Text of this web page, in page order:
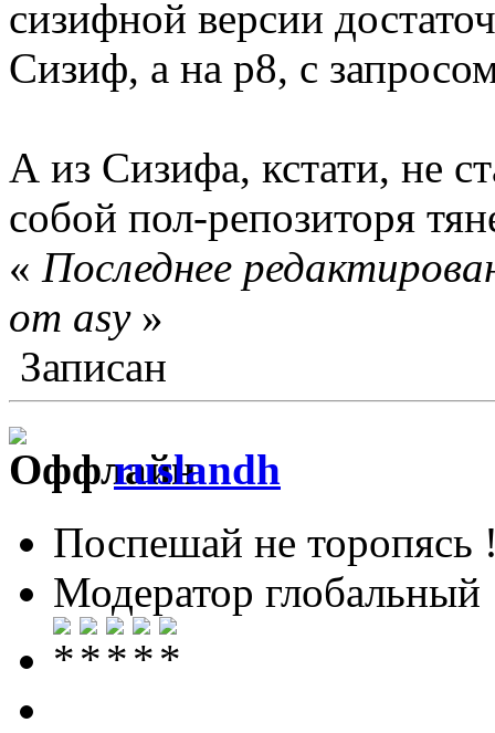
сизифной версии
Сизиф, а на p8, с
А из Сизифа, кстати, не
собой пол-репозиторя
« Последнее
от asy»
Записан
ruslandh
Поспешай не торопясь
Модератор глобальный